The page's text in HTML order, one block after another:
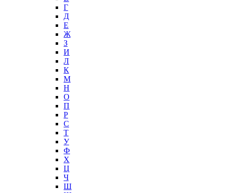
Г
Д
Е
Ж
З
И
Л
К
М
Н
О
П
Р
С
Т
У
Ф
Х
Ц
Ч
Ш